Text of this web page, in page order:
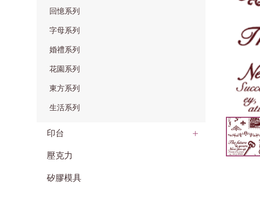
回憶系列
字母系列
婚禮系列
花園系列
東方系列
生活系列
印台
壓克力
矽膠模具